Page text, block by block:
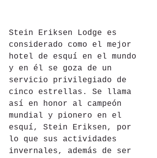
Stein Eriksen Lodge es
considerado como el mejor
hotel de esquí en el mundo
y en él se goza de un
servicio privilegiado de
cinco estrellas. Se llama
así en honor al campeón
mundial y pionero en el
esquí, Stein Eriksen, por
lo que sus actividades
invernales, además de ser